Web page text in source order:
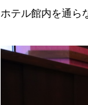
ホテル館内を通ら